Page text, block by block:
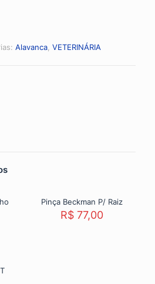
Alavanca VETERINÁRIA
Pinça Beckman P/ Raiz
R$77,00